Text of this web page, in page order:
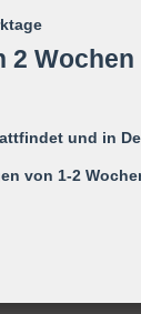
verwendet
zu
KEIN Spielzeug,
ausdrücklich
übernommen
zurück
Unfälle
ect.
2 Wochen
und in
von 1-2